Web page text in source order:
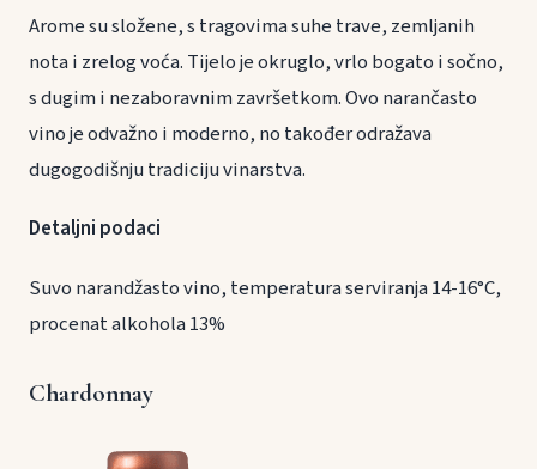
Arome su složene, s tragovima suhe trave, zemljanih
nota i zrelog voća. Tijelo je okruglo, vrlo bogato i sočno,
s dugim i nezaboravnim završetkom. Ovo narančasto
vino je odvažno i moderno, no također odražava
dugogodišnju tradiciju vinarstva.
Detaljni podaci
Suvo narandžasto vino, temperatura serviranja 14-16°C,
procenat alkohola 13%
Chardonnay